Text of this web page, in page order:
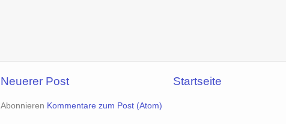
Neuerer Post Startseite
Abonnieren Kommentare zum Post (Atom)